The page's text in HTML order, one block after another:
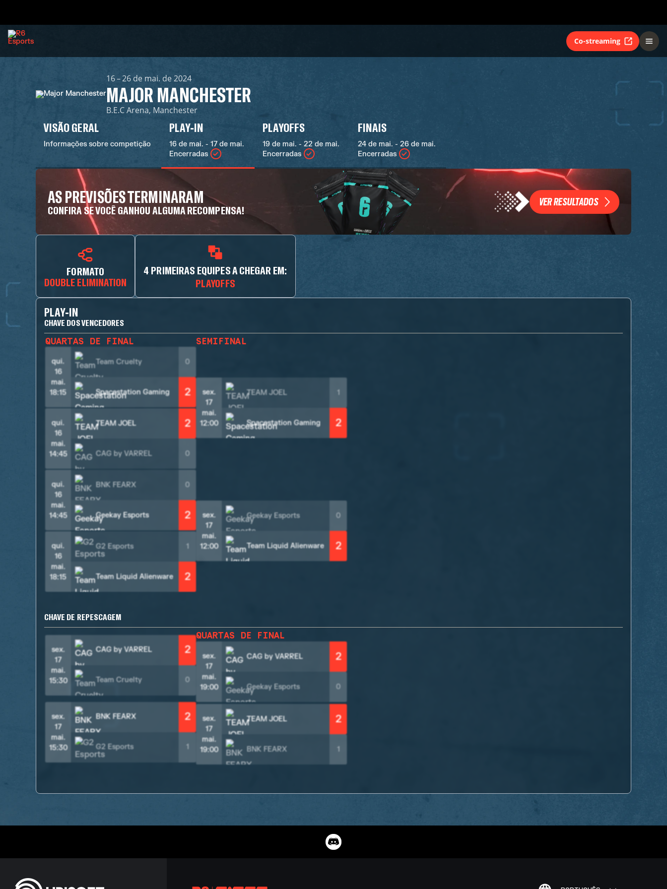
Co-streaming
16 – 26 de mai. de 2024
MAJOR MANCHESTER
B.E.C Arena, Manchester
VISÃO GERAL
Informações sobre competição
PLAY-IN
16 de mai. - 17 de mai.
Encerradas
PLAYOFFS
19 de mai. - 22 de mai.
Encerradas
FINAIS
24 de mai. - 26 de mai.
Encerradas
AS PREVISÕES TERMINARAM
CONFIRA SE VOCÊ GANHOU ALGUMA RECOMPENSA!
VER RESULTADOS
FORMATO
DOUBLE ELIMINATION
4 PRIMEIRAS EQUIPES A CHEGAR EM:
PLAYOFFS
PLAY-IN
CHAVE DOS VENCEDORES
QUARTAS DE FINAL
qui.
16
mai.
18:15
Team Cruelty 0
Spacestation Gaming 2
qui.
16
mai.
14:45
TEAM JOEL 2
CAG by VARREL 0
qui.
16
mai.
14:45
BNK FEARX 0
Geekay Esports 2
qui.
16
mai.
18:15
G2 Esports 1
Team Liquid Alienware 2
SEMIFINAL
sex.
17
mai.
12:00
TEAM JOEL 1
Spacestation Gaming 2
sex.
17
mai.
12:00
Geekay Esports 0
Team Liquid Alienware 2
CHAVE DE REPESCAGEM
sex.
17
mai.
15:30
CAG by VARREL 2
Team Cruelty 0
sex.
17
mai.
15:30
BNK FEARX 2
G2 Esports 1
QUARTAS DE FINAL
sex.
17
mai.
19:00
CAG by VARREL 2
Geekay Esports 0
sex.
17
mai.
19:00
TEAM JOEL 2
BNK FEARX 1